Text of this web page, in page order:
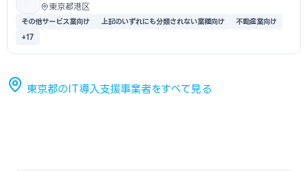
東京都港区
その他サービス業向け 上記のいずれにも分類されない業種向け
不動産業向け
+17
東京都のIT導入支援事業者をすべて見る